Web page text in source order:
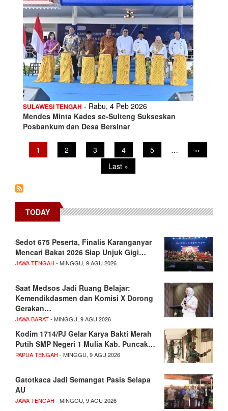
SULAWESI TENGAH - Rabu, 4 Peb 2026
Mendes Minta Kades se-Sulteng Sukseskan
Posbankum dan Desa Bersinar
Pagination
Current
page
1 Page
2 Page
3 Page
4 Page
5 …
Next
page
››
Last
page
Last »
TODAY
Sedot 675 Peserta, Finalis Karanganyar
Mencari Bakat 2026 Siap Unjuk Gigi…
JAWA TENGAH - MINGGU, 9 AGU 2026
Saat Medsos Jadi Ruang Belajar:
Kemendikdasmen dan Komisi X Dorong
Gerakan…
JAWA BARAT- MINGGU, 9 AGU 2026
Kodim 1714/PJ Gelar Karya Bakti Merah
Putih SMP Negeri 1 Mulia Kab. Puncak…
PAPUA TENGAH - MINGGU, 9 AGU 2026
Gatotkaca Jadi Semangat Pasis Selapa
AU
JAWA TENGAH - MINGGU, 9 AGU 2026